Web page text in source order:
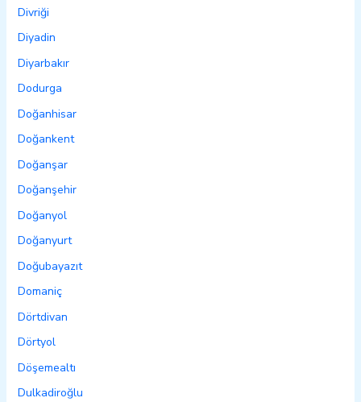
Divriği
Diyadin
Diyarbakır
Dodurga
Doğanhisar
Doğankent
Doğanşar
Doğanşehir
Doğanyol
Doğanyurt
Doğubayazıt
Domaniç
Dörtdivan
Dörtyol
Döşemealtı
Dulkadiroğlu